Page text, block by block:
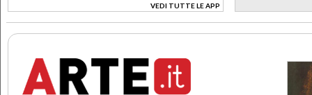
VEDI TUTTE LE APP
>